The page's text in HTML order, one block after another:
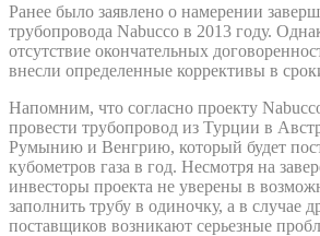
Ранее было заявлено о намерении
трубопровода Nabucco в 2013 году.
отсутствие окончательных
внесли определенные коррективы в
Напомним, что согласно проекту
провести трубопровод из Турции в
Румынию и Венгрию, который будет
кубометров газа в год. Несмотря на
инвесторы проекта не уверены в
заполнить трубу в одиночку, а в случае
поставщиков возникают серьезные